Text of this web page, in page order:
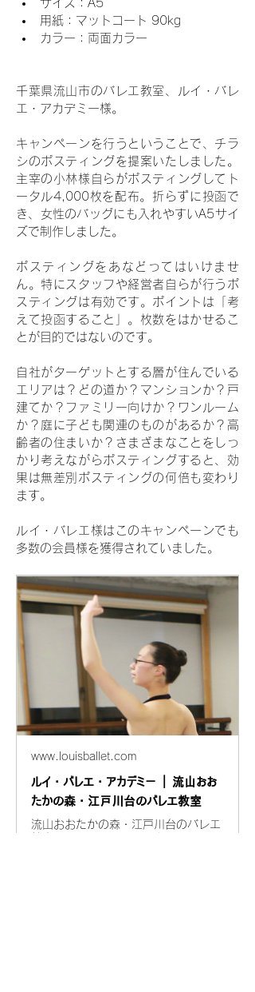
サイズ：A5
用紙：マットコート 90kg
カラー：両面カラー
千葉県流山市のバレエ教室、ルイ・バレ
エ・アカデミー様。
キャンペーンを行うということで、チラ
シのポスティングを提案いたしました。
主宰の小林様自らがポスティングしてト
ータル4,000枚を配布。折らずに投函で
き、女性のバッグにも入れやすいA5サイ
ズで制作しました。
ポスティングをあなどってはいけませ
ん。特にスタッフや経営者自らが行うポ
スティングは有効です。ポイントは「考
えて投函すること」。枚数をはかせるこ
とが目的ではないのです。
自社がターゲットとする層が住んでいる
エリアは？どの道か？マンションか？戸
建てか？ファミリー向けか？ワンルーム
か？庭に子ども関連のものがあるか？高
齢者の住まいか？さまざまなことをしっ
かり考えながらポスティングすると、効
果は無差別ポスティングの何倍も変わり
ます。
ルイ・バレエ様はこのキャンペーンでも
多数の会員様を獲得されていました。
www.louisballet.com
ルイ・バレエ・アカデミー | 流山おお
たかの森・江戸川台のバレエ教室
流山おおたかの森・江戸川台のバレエ